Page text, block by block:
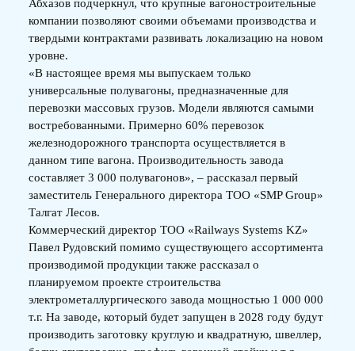
Абхазов подчеркнул, что крупные вагоностроительные
компании позволяют своими объемами производства и
твердыми контрактами развивать локализацию на новом
уровне.
«В настоящее время мы выпускаем только
универсальные полувагоны, предназначенные для
перевозки массовых грузов. Модели являются самыми
востребованными. Примерно 60% перевозок
железнодорожного транспорта осуществляется в
данном типе вагона. Производительность завода
составляет 3 000 полувагонов», – рассказал первый
заместитель Генерального директора TOO «SMP Group»
Талгат Лесов.
Коммерческий директор ТОО «Railways Systems KZ»
Павел Рудовский помимо существующего ассортимента
производимой продукции также рассказал о
планируемом проекте строительства
электрометаллургического завода мощностью 1 000 000
т.г. На заводе, который будет запущен в 2028 году будут
производить заготовку круглую и квадратную, швеллер,